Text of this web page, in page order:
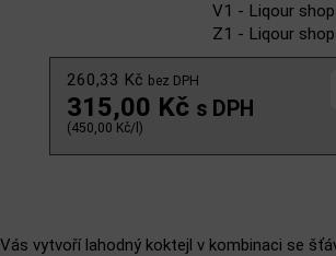
V1 - Liqour
Z1 - Liqour
260,33 Kč bez DPH
315,00 Kč s DPH
(450,00 Kč/l)
vytvoří lahodný koktejl v kombinaci se